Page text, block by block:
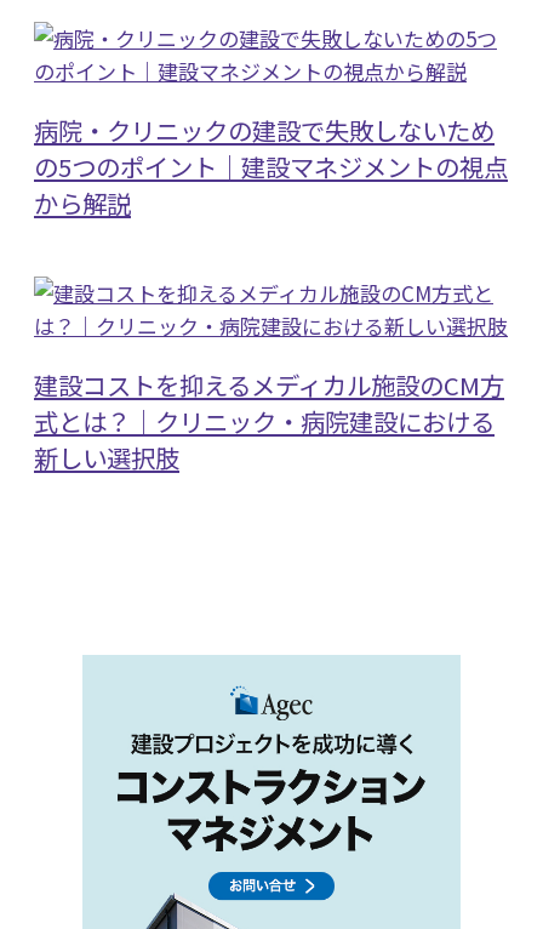
病院・クリニックの建設で失敗しないため
の5つのポイント｜建設マネジメントの視点
から解説
建設コストを抑えるメディカル施設のCM方
式とは？｜クリニック・病院建設における
新しい選択肢